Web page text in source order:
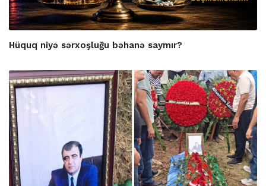
Hüquq niyə sərxoşluğu bəhanə saymır?